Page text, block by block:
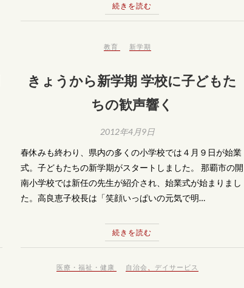
続きを読む
教育 新学期
きょうから新学期 学校に子どもた
ちの歓声響く
2012年4月9日
春休みも終わり、県内の多くの小学校では４月９日が始業
式。子どもたちの新学期がスタートしました。 那覇市の開
南小学校では新任の先生が紹介され、始業式が始まりまし
た。高良恵子校長は「笑顔いっぱいの元気で明…
続きを読む
医療・福祉・健康 自治会 、デイサービス